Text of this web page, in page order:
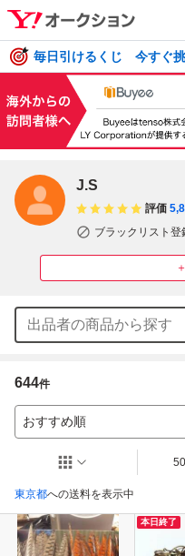
毎日引けるくじ 今すぐ
J.S
評価
ブラックリスト登
644件
おすすめ順
東京都への送料を表示中
本日終了